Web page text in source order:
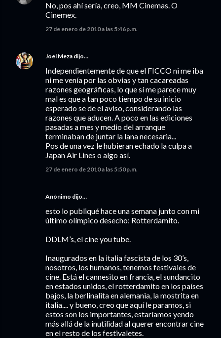
No, pos ahí sería, creo, MM Cinemas. O
Cinemex.
27 de enero de 2010 a las 5:46 p.m.
Joel Meza dijo…
Independientemente de que el FICCO ni me iba
ni me venía por las obvias y tan cacareadas
razones geográficas, lo que sí me parece muy
mal es que a tan poco tiempo de su inicio
esperado se de el aviso, considerando las
razones que aducen. A poco en las ediciones
pasadas a mes y medio del arranque
terminaban de juntar la lana necesaria...
Pos de una vez le hubieran echado la culpa a
Japan Air Lines o algo así.
27 de enero de 2010 a las 5:50 p.m.
Anónimo dijo…
esto lo publiqué hace una semana junto con mi
último olímpico desecho: Rotterdamito.
DDLM’s, el cine you tube.
Inaugurados en la italia fascista de los 30’s,
nosotros, los humanos, tenemos festivales de
cine. Está el cannesito en francia, el sundancito
en estados unidos, el rotterdamito en los países
bajos, la berlinalita en alemania, la mostrita en
italia.... y bueno, creo que aquí le paramos, si
estos son los importantes, estaríamos yendo
más allá de la inutilidad al querer encontrar cine
en el resto de los festivaletes.